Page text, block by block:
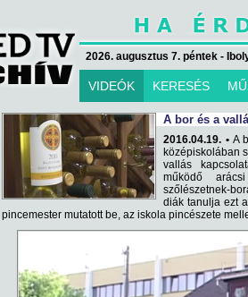
2026. augusztus 7. péntek -
VIDEÓK KERESÉS
A bor és a
2016.04.19. •A
középiskolában
vallás
működő
szőlészetnek-
diák tanulja ezt
pincemester mutatott be, az iskola pincészete